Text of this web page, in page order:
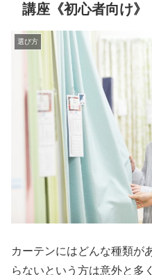
講座《初心者向け》
選び方
カーテンにはどんな種類が
らないという方は意外と多